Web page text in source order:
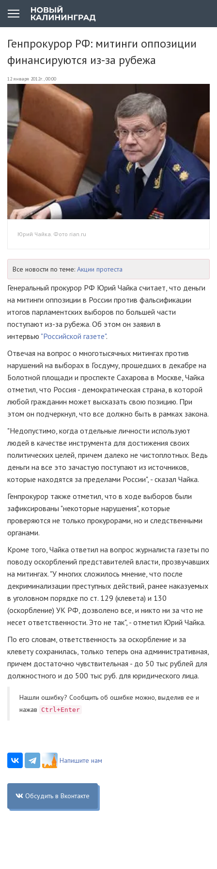
Генпрокурор РФ: митинги оппозиции
финансируются из-за рубежа
12 января 2012г., 00:00
Юрий Чайка. Фото rian.ru
Все новости по теме: Акции протеста
Генеральный прокурор РФ Юрий Чайка считает, что деньги
на митинги оппозиции в России против фальсификации
итогов парламентских выборов по большей части
поступают из-за рубежа. Об этом он заявил в
интервью "Российской газете".
Отвечая на вопрос о многотысячных митингах против
нарушений на выборах в Госдуму, прошедших в декабре на
Болотной площади и проспекте Сахарова в Москве, Чайка
отметил, что Россия - демократическая страна, в которой
любой гражданин может высказать свою позицию. При
этом он подчеркнул, что все должно быть в рамках закона.
"Недопустимо, когда отдельные личности используют
людей в качестве инструмента для достижения своих
политических целей, причем далеко не чистоплотных. Ведь
деньги на все это зачастую поступают из источников,
которые находятся за пределами России", - сказал Чайка.
Генпрокурор также отметил, что в ходе выборов были
зафиксированы "некоторые нарушения", которые
проверяются не только прокурорами, но и следственными
органами.
Кроме того, Чайка ответил на вопрос журналиста газеты по
поводу оскорблений представителей власти, прозвучавших
на митингах. "У многих сложилось мнение, что после
декриминализации преступных действий, ранее наказуемых
в уголовном порядке по ст. 129 (клевета) и 130
(оскорбление) УК РФ, дозволено все, и никто ни за что не
несет ответственности. Это не так", - отметил Юрий Чайка.
По его словам, ответственность за оскорбление и за
клевету сохранилась, только теперь она административная,
причем достаточно чувствительная - до 50 тыс рублей для
должностного и до 500 тыс руб. для юридического лица.
Нашли ошибку? Cообщить об ошибке можно, выделив ее и
нажав
Ctrl+Enter
Напишите нам
Обсудить в Вконтакте